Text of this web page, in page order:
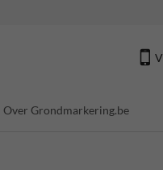
Over Grondmarkering.be